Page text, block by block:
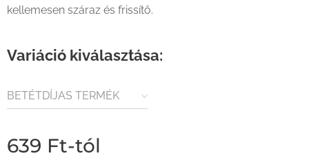
kellemesen száraz és frissítő.
Variáció kiválasztása:
BETÉTDÍJAS TERMÉK
639 Ft-tól